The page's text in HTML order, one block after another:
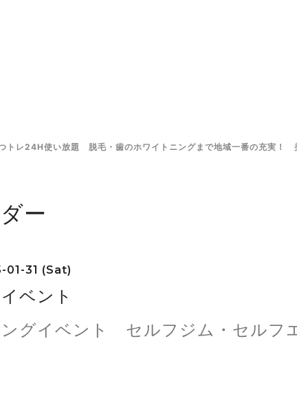
トレ24H使い放題 脱毛・歯のホワイトニングまで地域一番の充実！
ー
01-31 (Sat)
ベント
ングイベント セルフジム・セルフ